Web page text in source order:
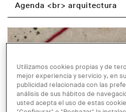
Agenda <br> arquitectura
Utilizamos cookies propias y de
mejor experiencia y servicio y, en
publicidad relacionada con las
análisis de sus hábitos de
usted acepta el uso de estas